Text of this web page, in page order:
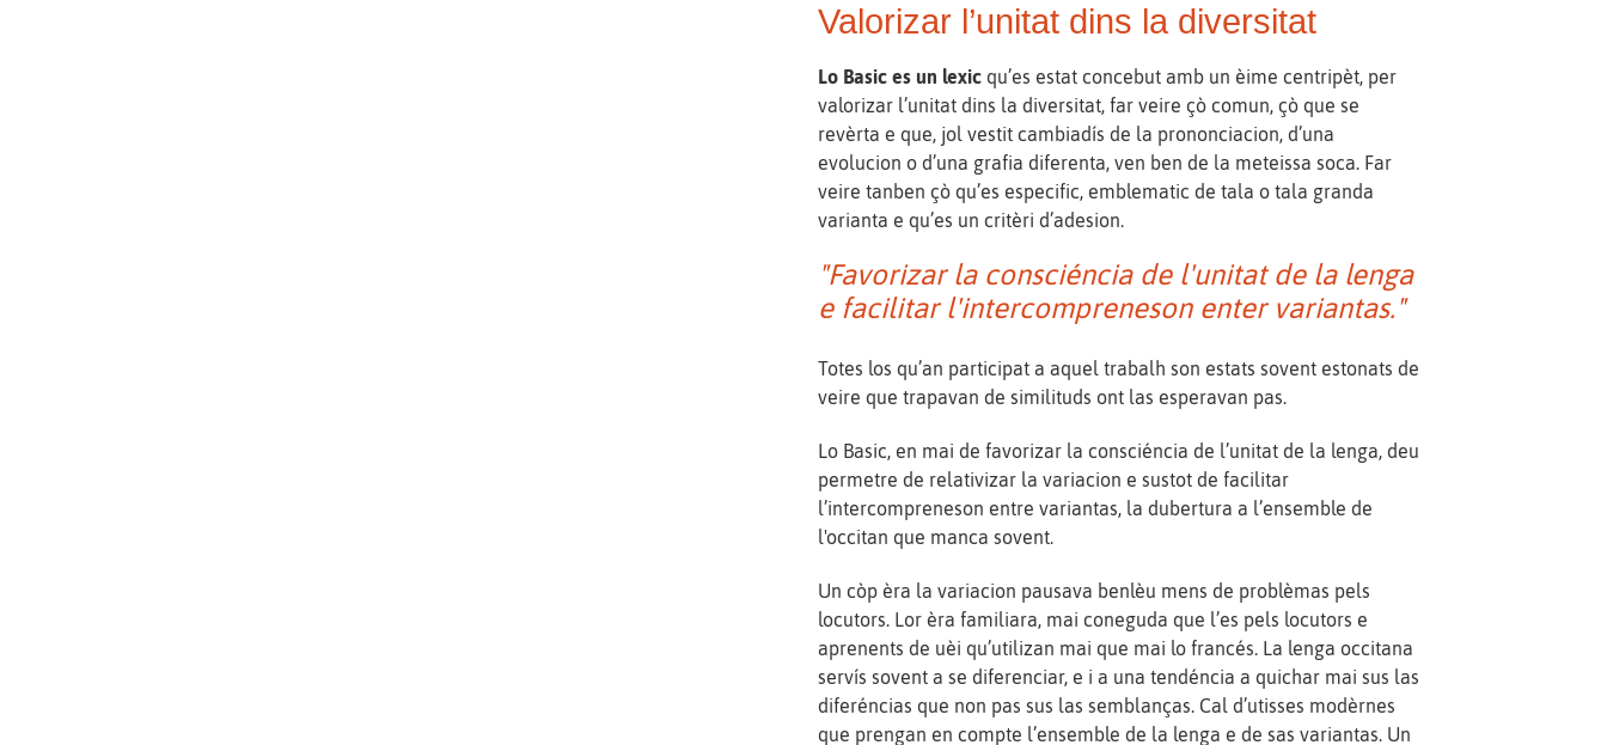
Valorizar l’unitat dins la diversitat
Lo Basic es un lexic qu’es estat concebut amb un èime centripèt, per
valorizar l’unitat dins la diversitat, far veire çò comun, çò que se
revèrta e que, jol vestit cambiadís de la prononciacion, d’una
evolucion o d’una grafia diferenta, ven ben de la meteissa soca. Far
veire tanben çò qu’es especific, emblematic de tala o tala granda
varianta e qu’es un critèri d’adesion.
"Favorizar la consciéncia de l'unitat de la lenga
e facilitar l'intercompreneson enter variantas."
Totes los qu’an participat a aquel trabalh son estats sovent estonats de
veire que trapavan de similituds ont las esperavan pas.
Lo Basic, en mai de favorizar la consciéncia de l’unitat de la lenga, deu
permetre de relativizar la variacion e sustot de facilitar
l’intercompreneson entre variantas, la dubertura a l’ensemble de
l'occitan que manca sovent.
Un còp èra la variacion pausava benlèu mens de problèmas pels
locutors. Lor èra familiara, mai coneguda que l’es pels locutors e
aprenents de uèi qu’utilizan mai que mai lo francés. La lenga occitana
servís sovent a se diferenciar, e i a una tendéncia a quichar mai sus las
diferéncias que non pas sus las semblanças. Cal d’utisses modèrnes
que prengan en compte l’ensemble de la lenga e de sas variantas. Un